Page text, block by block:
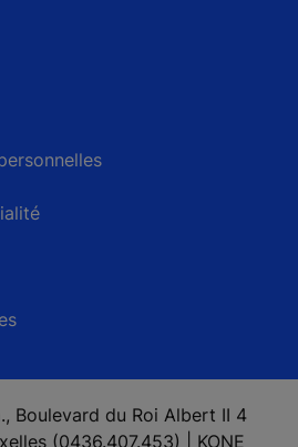
Boulevard du Roi Albert II 4
(0436.407.453) | KONE